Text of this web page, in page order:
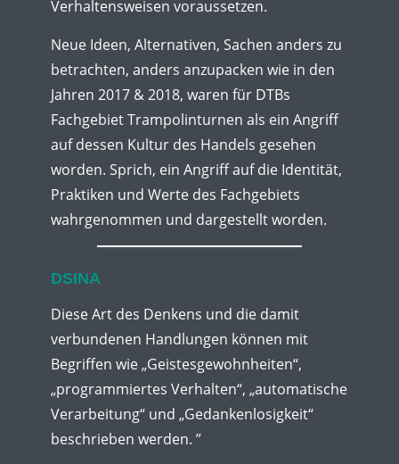
Verhaltensweisen voraussetzen.
Neue Ideen, Alternativen, Sachen anders zu
betrachten, anders anzupacken wie in den
Jahren 2017 & 2018, waren für DTBs
Fachgebiet Trampolinturnen als ein Angriff
auf dessen Kultur des Handels gesehen
worden. Sprich, ein Angriff auf die Identität,
Praktiken und Werte des Fachgebiets
wahrgenommen und dargestellt worden.
DSINA
Diese Art des Denkens und die damit
verbundenen Handlungen können mit
Begriffen wie „Geistesgewohnheiten“,
„programmiertes Verhalten“, „automatische
Verarbeitung“ und „Gedankenlosigkeit“
beschrieben werden. ”